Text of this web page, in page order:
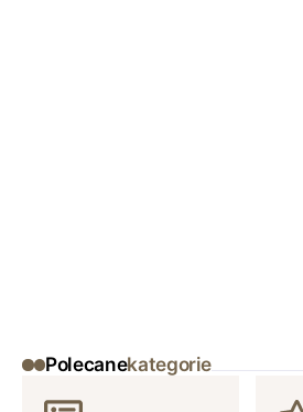
Polecanekategorie